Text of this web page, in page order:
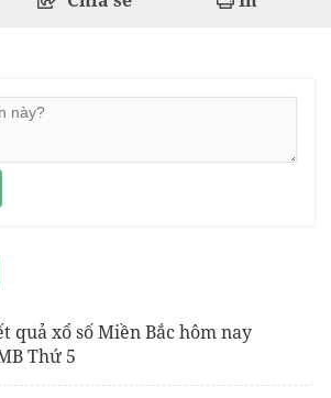
quả xổ số Miền Bắc hôm nay
Thứ 5